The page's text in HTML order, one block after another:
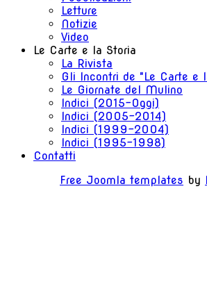
Letture
Notizie
Video
Le Carte e la Storia
La Rivista
Gli Incontri de "Le Carte e
Le Giornate del Mulino
Indici (2015-Oggi)
Indici (2005-2014)
Indici (1999-2004)
Indici (1995-1998)
Contatti
Free Joomla templates by